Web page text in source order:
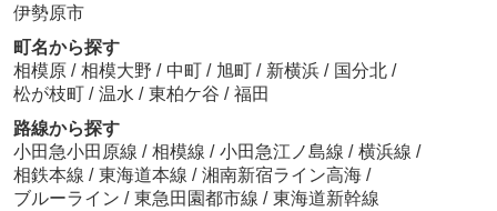
伊勢原市
町名から探す
相模原 / 相模大野 / 中町 / 旭町 / 新横浜 / 国分北 /
松が枝町 / 温水 / 東柏ケ谷 / 福田
路線から探す
小田急小田原線 / 相模線 / 小田急江ノ島線 / 横浜線 /
相鉄本線 / 東海道本線 / 湘南新宿ライン高海 /
ブルーライン / 東急田園都市線 / 東海道新幹線